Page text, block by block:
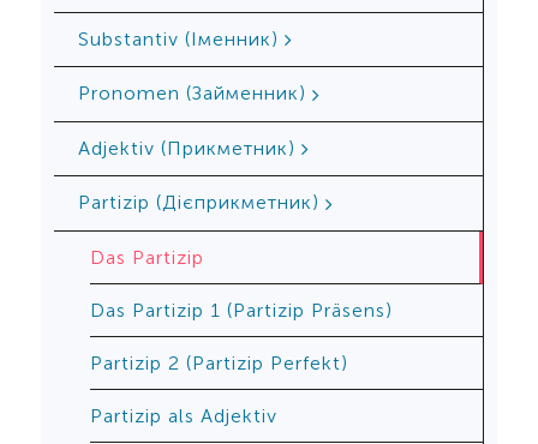
Substantiv (Іменник)
Pronomen (Займенник)
Adjektiv (Прикметник)
Partizip (Дієприкметник)
Das Partizip
Das Partizip 1 (Partizip Präsens)
Partizip 2 (Partizip Perfekt)
Partizip als Adjektiv